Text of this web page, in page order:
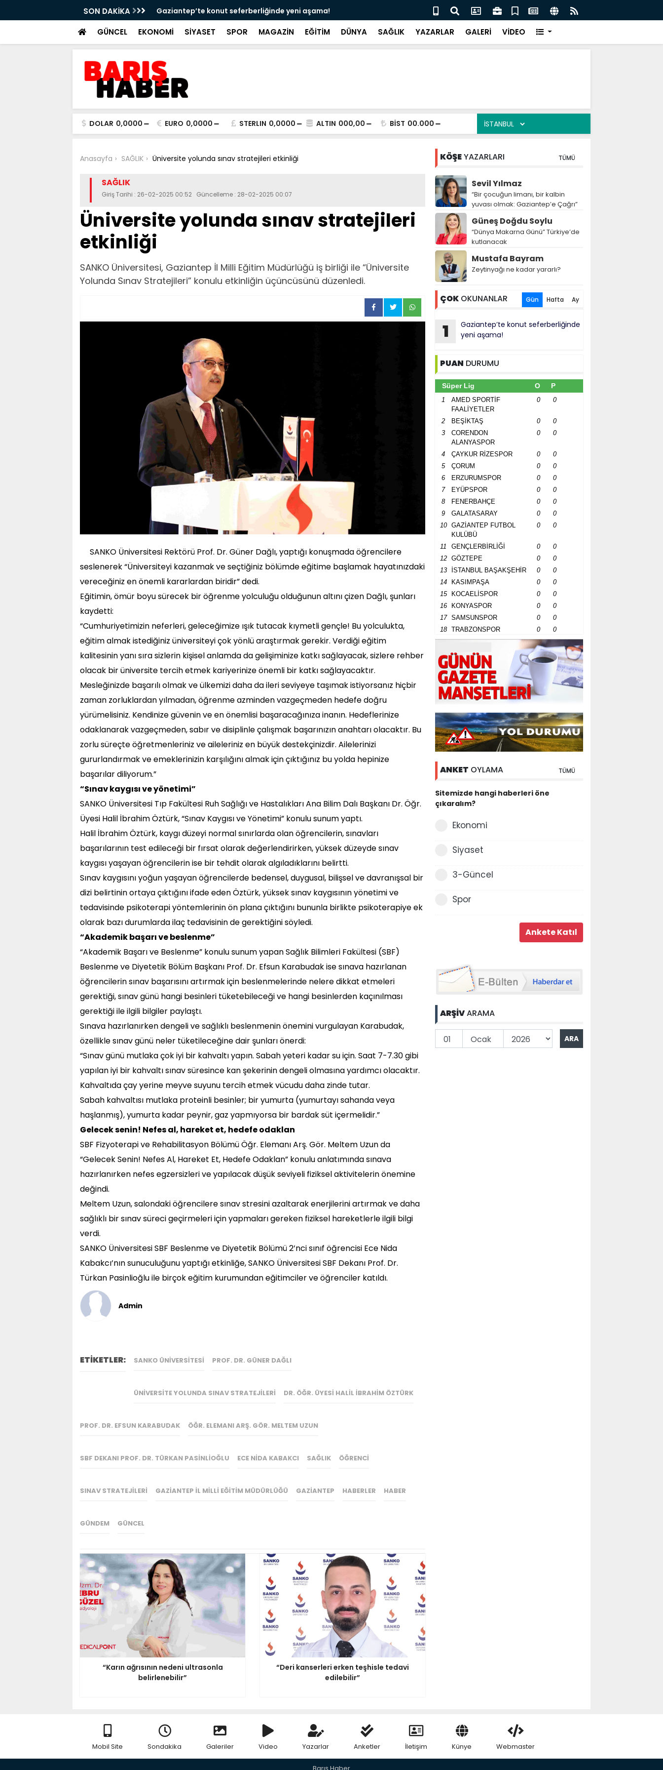
SON DAKİKA
yeni aşama! “Karın ağrısının nedeni ultrasonla belirlenebilir” “Deri kanserleri erken teşhisle tedavi edilebilir”
GÜNCEL EKONOMİ SİYASET SPOR MAGAZİN EĞİTİM DÜNYA SAĞLIK YAZARLAR GALERİ VİDEO
DOLAR 0,0000 EURO 0,0000 STERLIN 0,0000 ALTIN 000,00 BİST 00.000
Anasayfa SAĞLIK Üniversite yolunda sınav stratejileri etkinliği
SAĞLIK
Giriş Tarihi : 26-02-2025 00:52 Güncelleme : 28-02-2025 00:07
Üniversite yolunda sınav stratejileri
etkinliği
SANKO Üniversitesi, Gaziantep İl Milli Eğitim Müdürlüğü iş birliği ile “Üniversite
Yolunda Sınav Stratejileri” konulu etkinliğin üçüncüsünü düzenledi.
SANKO Üniversitesi Rektörü Prof. Dr. Güner Dağlı, yaptığı konuşmada öğrencilere
seslenerek “Üniversiteyi kazanmak ve seçtiğiniz bölümde eğitime başlamak hayatınızdaki
vereceğiniz en önemli kararlardan biridir” dedi.
Eğitimin, ömür boyu sürecek bir öğrenme yolculuğu olduğunun altını çizen Dağlı, şunları
kaydetti:
“Cumhuriyetimizin neferleri, geleceğimize ışık tutacak kıymetli gençle! Bu yolculukta,
eğitim almak istediğiniz üniversiteyi çok yönlü araştırmak gerekir. Verdiği eğitim
kalitesinin yanı sıra sizlerin kişisel anlamda da gelişiminize katkı sağlayacak, sizlere rehber
olacak bir üniversite tercih etmek kariyerinize önemli bir katkı sağlayacaktır.
Mesleğinizde başarılı olmak ve ülkemizi daha da ileri seviyeye taşımak istiyorsanız hiçbir
zaman zorluklardan yılmadan, öğrenme azminden vazgeçmeden hedefe doğru
yürümelisiniz. Kendinize güvenin ve en önemlisi başaracağınıza inanın. Hedeflerinize
odaklanarak vazgeçmeden, sabır ve disiplinle çalışmak başarınızın anahtarı olacaktır. Bu
zorlu süreçte öğretmenleriniz ve aileleriniz en büyük destekçinizdir. Ailelerinizi
gururlandırmak ve emeklerinizin karşılığını almak için çıktığınız bu yolda hepinize
başarılar diliyorum.”
“Sınav kaygısı ve yönetimi”
SANKO Üniversitesi Tıp Fakültesi Ruh Sağlığı ve Hastalıkları Ana Bilim Dalı Başkanı Dr. Öğr.
Üyesi Halil İbrahim Öztürk, “Sınav Kaygısı ve Yönetimi” konulu sunum yaptı.
Halil İbrahim Öztürk, kaygı düzeyi normal sınırlarda olan öğrencilerin, sınavları
başarılarının test edileceği bir fırsat olarak değerlendirirken, yüksek düzeyde sınav
kaygısı yaşayan öğrencilerin ise bir tehdit olarak algıladıklarını belirtti.
Sınav kaygısını yoğun yaşayan öğrencilerde bedensel, duygusal, bilişsel ve davranışsal bir
dizi belirtinin ortaya çıktığını ifade eden Öztürk, yüksek sınav kaygısının yönetimi ve
tedavisinde psikoterapi yöntemlerinin ön plana çıktığını bununla birlikte psikoterapiye ek
olarak bazı durumlarda ilaç tedavisinin de gerektiğini söyledi.
“Akademik başarı ve beslenme”
“Akademik Başarı ve Beslenme” konulu sunum yapan Sağlık Bilimleri Fakültesi (SBF)
Beslenme ve Diyetetik Bölüm Başkanı Prof. Dr. Efsun Karabudak ise sınava hazırlanan
öğrencilerin sınav başarısını artırmak için beslenmelerinde nelere dikkat etmeleri
gerektiği, sınav günü hangi besinleri tüketebileceği ve hangi besinlerden kaçınılması
gerektiği ile ilgili bilgiler paylaştı.
Sınava hazırlanırken dengeli ve sağlıklı beslenmenin önemini vurgulayan Karabudak,
özellikle sınav günü neler tüketileceğine dair şunları önerdi:
“Sınav günü mutlaka çok iyi bir kahvaltı yapın. Sabah yeteri kadar su için. Saat 7-7.30 gibi
yapılan iyi bir kahvaltı sınav süresince kan şekerinin dengeli olmasına yardımcı olacaktır.
Kahvaltıda çay yerine meyve suyunu tercih etmek vücudu daha zinde tutar.
Sabah kahvaltısı mutlaka proteinli besinler; bir yumurta (yumurtayı sahanda veya
haşlanmış), yumurta kadar peynir, gaz yapmıyorsa bir bardak süt içermelidir.”
Gelecek senin! Nefes al, hareket et, hedefe odaklan
SBF Fizyoterapi ve Rehabilitasyon Bölümü Öğr. Elemanı Arş. Gör. Meltem Uzun da
“Gelecek Senin! Nefes Al, Hareket Et, Hedefe Odaklan” konulu anlatımında sınava
hazırlanırken nefes egzersizleri ve yapılacak düşük seviyeli fiziksel aktivitelerin önemine
değindi.
Meltem Uzun, salondaki öğrencilere sınav stresini azaltarak enerjilerini artırmak ve daha
sağlıklı bir sınav süreci geçirmeleri için yapmaları gereken fiziksel hareketlerle ilgili bilgi
verdi.
SANKO Üniversitesi SBF Beslenme ve Diyetetik Bölümü 2’nci sınıf öğrencisi Ece Nida
Kabakcı’nın sunuculuğunu yaptığı etkinliğe, SANKO Üniversitesi SBF Dekanı Prof. Dr.
Türkan Pasinlioğlu ile birçok eğitim kurumundan eğitimciler ve öğrenciler katıldı.
Admin
ETİKETLER: SANKO ÜNIVERSITESI PROF. DR. GÜNER DAĞLI
ÜNIVERSITE YOLUNDA SINAV STRATEJILERI DR. ÖĞR. ÜYESI HALIL İBRAHIM ÖZTÜRK
PROF. DR. EFSUN KARABUDAK ÖĞR. ELEMANI ARŞ. GÖR. MELTEM UZUN
SBF DEKANI PROF. DR. TÜRKAN PASINLIOĞLU ECE NIDA KABAKCI SAĞLIK ÖĞRENCI
SINAV STRATEJILERI GAZIANTEP İL MILLI EĞITIM MÜDÜRLÜĞÜ GAZIANTEP HABERLER HABER
GÜNDEM GÜNCEL
“Karın ağrısının nedeni ultrasonla
belirlenebilir”
“Deri kanserleri erken teşhisle tedavi
edilebilir”
KÖŞEYAZARLARI TÜMÜ
Sevil Yılmaz
“Bir çocuğun limanı, bir kalbin
yuvası olmak: Gaziantep’e Çağrı”
Güneş Doğdu Soylu
“Dünya Makarna Günü” Türkiye’de
kutlanacak
Mustafa Bayram
Zeytinyağı ne kadar yararlı?
ÇOK OKUNANLAR Gün Hafta Ay
1
Gaziantep’te konut seferberliğinde
yeni aşama!
PUAN DURUMU
Süper Lig O P
1
AMED SPORTİF
FAALİYETLER
0 0
2 BEŞİKTAŞ 0
0
3
CORENDON
ALANYASPOR
0 0
4 ÇAYKUR RİZESPOR 0
0
5
ÇORUM 0
0
6
ERZURUMSPOR 0
0
7
EYÜPSPOR 0
0
8
FENERBAHÇE 0
0
9
GALATASARAY 0
0
10
GAZİANTEP FUTBOL
KULÜBÜ
0 0
11 GENÇLERBİRLİĞİ 0
0
12
GÖZTEPE 0
0
13
İSTANBUL BAŞAKŞEHİR 0
0
14
KASIMPAŞA 0
0
15
KOCAELİSPOR 0
0
16
KONYASPOR 0
0
17
SAMSUNSPOR 0
0
18
TRABZONSPOR 0 0
ANKET OYLAMA TÜMÜ
Sitemizde hangi haberleri öne
çıkaralım?
Ekonomi
Siyaset
3-Güncel
Spor
ARŞİVARAMA
Mobil Site Sondakika Galeriler Video Yazarlar Anketler İletişim Künye Webmaster